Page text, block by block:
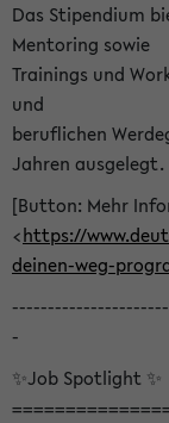
Das Stipendium
Mentoring sowie
Trainings und
und
beruflichen
Jahren ausgelegt.
[Button: Mehr
<https://
deinen-weg-
-
✨Job Spotlight ✨